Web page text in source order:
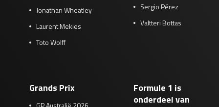
Jonathan Wheatley
Laurent Mekies
Toto Wolff
Sergio Pérez
Valtteri Bottas
Grands Prix
Formule 1 is
onderdeel van